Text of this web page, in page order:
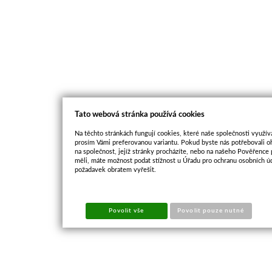
Tato webová stránka používá cookies
Na těchto stránkách fungují cookies, které naše společnosti
prosím Vámi preferovanou variantu. Pokud byste nás potřebovali
na společnost, jejíž stránky procházíte, nebo na našeho
měli, máte možnost podat stížnost u Úřadu pro ochranu osobních
požadavek obratem vyřešit.
Povolit vše Povolit pouze nutné